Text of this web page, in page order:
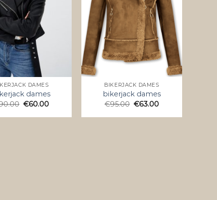
DAMES
dames
€60.00
BIKERJACK DAMES
bikerjack dames
€95.00 €63.00